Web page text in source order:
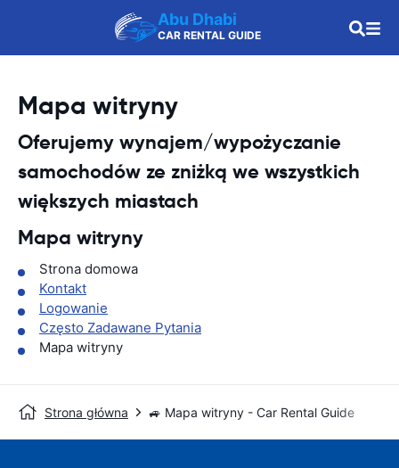
Abu Dhabi
CAR RENTAL GUIDE
Mapa witryny
Oferujemy wynajem/wypożyczanie
samochodów ze zniżką we wszystkich
większych miastach
Mapa witryny
Strona domowa
Kontakt
Logowanie
Często Zadawane Pytania
Mapa witryny
Strona główna 🚙 Mapa witryny - Car Rental Guide